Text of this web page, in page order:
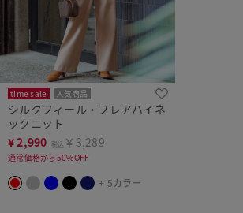
time sale 人気商品
シルクフィール・フレアハイネ
ックニット
¥2,990 税込 ￥3,289
通常価格から50%OFF
+ 5カラー